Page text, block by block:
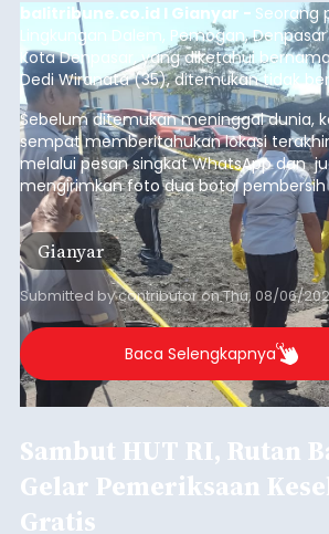
balitribune.co.id I Gianyar - Seorang
Lingkungan Dalem, Pemogan,
Kota Denpasar, yang diketahui
Dedi Wiranata (35), ditemukan tidak
pesisir Pantai Purnama, Sukawati.
Sebelum ditemukan meninggal dunia,
sempat memberitahukan lokasi
melalui pesan singkat WhatsApp dan
mengirimkan foto dua botol pembersih
istrinya.
Gianyar
Submitted bycontributoronThu, 08/06/
Baca Selengkapnya
Sambut HUT RI, Rutan
Gelar Pemeriksaan
Gratis